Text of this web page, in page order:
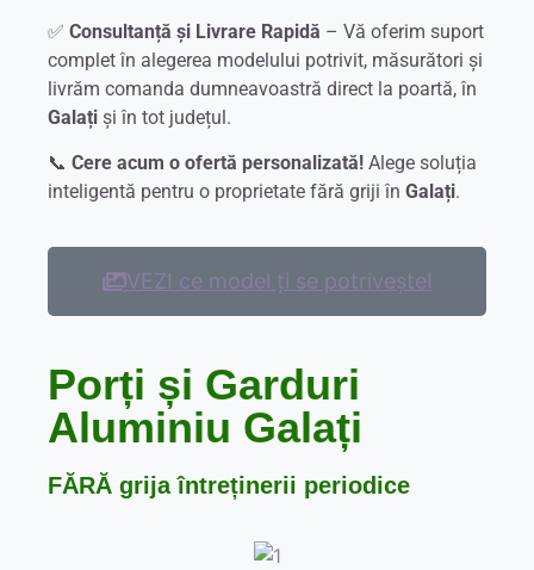
✅ Consultanță și Livrare Rapidă – Vă oferim suport
complet în alegerea modelului potrivit, măsurători și
livrăm comanda dumneavoastră direct la poartă, în
Galați și în tot județul.
📞 Cere acum o ofertă personalizată! Alege soluția
inteligentă pentru o proprietate fără griji în Galați.
VEZI ce model ți se potriveșteI
Porți și Garduri
Aluminiu Galați
FĂRĂ grija întreținerii periodice